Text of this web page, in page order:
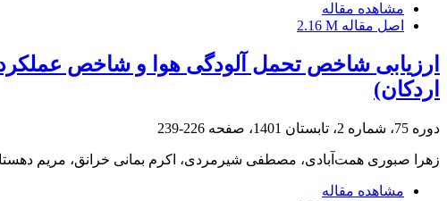
مشاهده مقاله
اصل مقاله 2.16 M
ارزیابی شاخص تحمل آلودگی هوا و شاخص
اردکان)
دوره 75، شماره 2، تابستان 1401، صفحه 226-239
زهرا صبوری همت‌آبادی، مصطفی شیرمردی، اکرم بمانی خرانق، مریم
مشاهده مقاله